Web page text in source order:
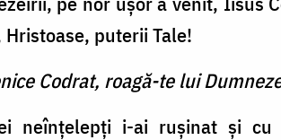
puterii Tale!
Codrat, roagă-te lui
neînţelepţi i-ai ruşinat şi